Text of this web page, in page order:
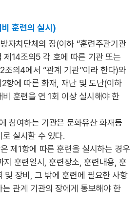
훈련의 실시)
자치단체의 장(이하 “훈련주관기관
제14조의5 각 호에 따른 기관 또는
조의4에서 “관계 기관”이라 한다)와
항에 따른 화재, 재난 및 도난(이하
비 훈련을 연 1회 이상 실시해야 한
참여하는 기관은 문화유산 화재등
실시할 수 있다.
제1항에 따른 훈련을 실시하는 경우
지 훈련일시, 훈련장소, 훈련내용, 훈
및 장비, 그 밖에 훈련에 필요한 사항
관계 기관의 장에게 통보해야 한